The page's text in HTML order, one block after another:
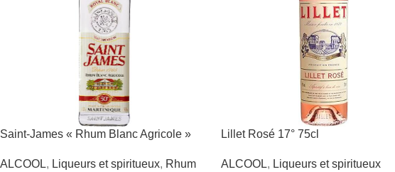
Saint-James « Rhum Blanc Agricole »
ALCOOL, Liqueurs et spiritueux, Rhum
Lillet Rosé 17° 75cl
ALCOOL, Liqueurs et spiritueux